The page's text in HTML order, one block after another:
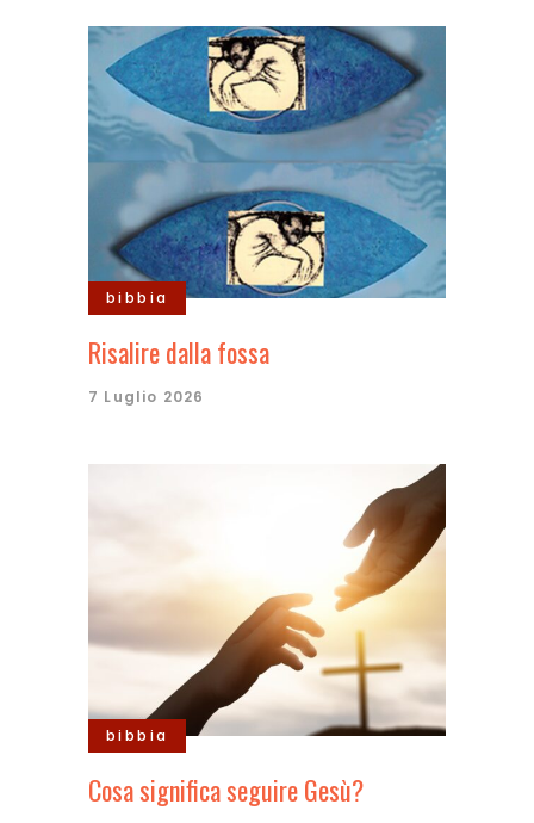
bibbia
Risalire dalla fossa
7 Luglio 2026
bibbia
Cosa significa seguire Gesù?